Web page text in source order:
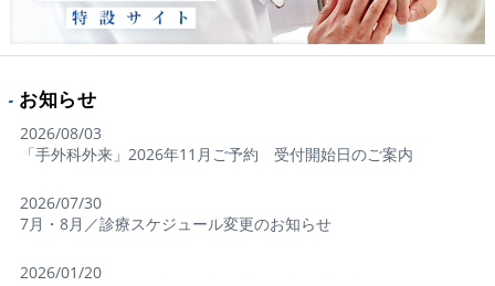
お知らせ
2026/08/03
「手外科外来」2026年11月ご予約 受付開始日のご案内
2026/07/30
7月・8月／診療スケジュール変更のお知らせ
2026/01/20